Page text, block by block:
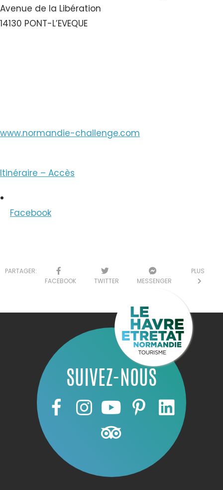
Avenue de la Libération
14130 PONT-L’EVEQUE
www.normandie-challenge.com
Itinéraire – Accès
Facebook
PARTAGER:
FACEBOOK
TWITTER MESSENGER
PLUS
SUIVEZ-NOUS